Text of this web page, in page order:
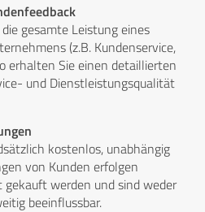
gesamte Leistung eines
(z.B. Kundenservice,
erhalten Sie einen detaillierten
und Dienstleistungsqualität
kostenlos, unabhängig
von Kunden erfolgen
werden und sind weder
beeinflussbar.